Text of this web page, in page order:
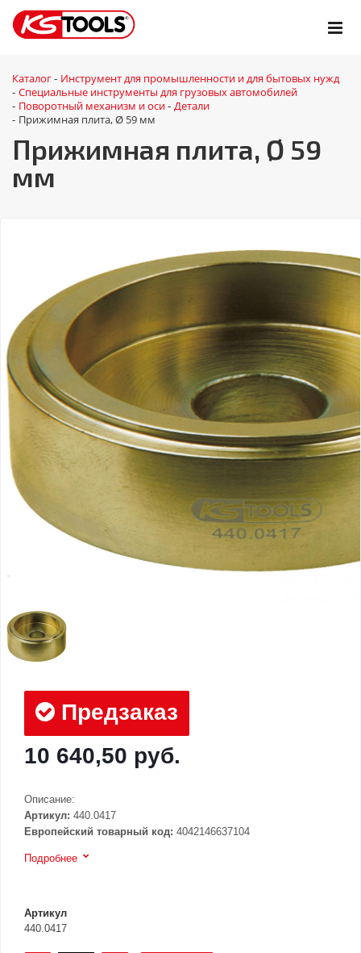
Каталог - Инструмент для промышленности и для бытовых нужд
- Специальные инструменты для грузовых автомобилей
- Поворотный механизм и оси - Детали
- Прижимная плита, Ø 59 мм
Прижимная плита, Ø 59
мм
Предзаказ
10 640,50 руб.
Описание:
Артикул: 440.0417
Европейский товарный код: 4042146637104
Подробнее
Артикул
440.0417